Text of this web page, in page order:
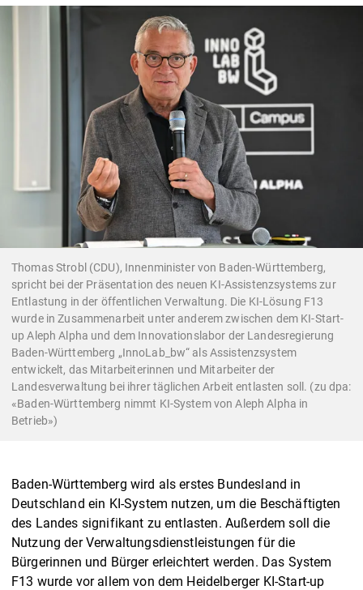
Thomas Strobl (CDU), Innenminister von Baden-Württemberg,
spricht bei der Präsentation des neuen KI-Assistenzsystems zur
Entlastung in der öffentlichen Verwaltung. Die KI-Lösung F13
wurde in Zusammenarbeit unter anderem zwischen dem KI-Start-
up Aleph Alpha und dem Innovationslabor der Landesregierung
Baden-Württemberg „InnoLab_bw“ als Assistenzsystem
entwickelt, das Mitarbeiterinnen und Mitarbeiter der
Landesverwaltung bei ihrer täglichen Arbeit entlasten soll. (zu dpa:
«Baden-Württemberg nimmt KI-System von Aleph Alpha in
Betrieb»)
Baden-Württemberg wird als erstes Bundesland in
Deutschland ein KI-System nutzen, um die Beschäftigten
des Landes signifikant zu entlasten. Außerdem soll die
Nutzung der Verwaltungsdienstleistungen für die
Bürgerinnen und Bürger erleichtert werden. Das System
F13 wurde vor allem von dem Heidelberger KI-Start-up